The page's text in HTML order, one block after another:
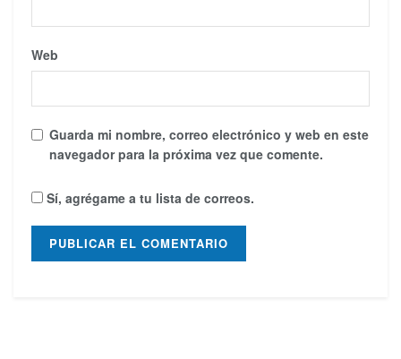
Web
Guarda mi nombre, correo electrónico y web en este
navegador para la próxima vez que comente.
Sí, agrégame a tu lista de correos.